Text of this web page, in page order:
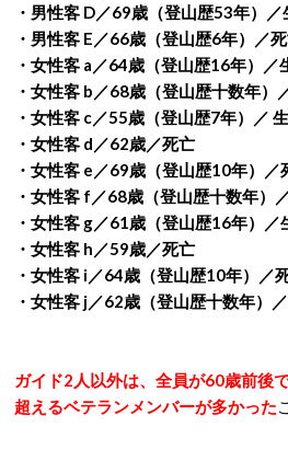
・男性客 D／69歳（登山歴53年）／
・男性客 E／66歳（登山歴6年）／
・女性客 a／64歳（登山歴16年）／
・女性客 b／68歳（登山歴十数年）
・女性客 c／55歳（登山歴7年）／
・女性客 d／62歳／死亡
・女性客 e／69歳（登山歴10年）／
・女性客 f／68歳（登山歴十数年）
・女性客 g／61歳（登山歴16年）／
・女性客 h／59歳／死亡
・女性客 i／64歳（登山歴10年）／
・女性客 j／62歳（登山歴十数年）
ガイド2人以外は、全員が60歳前後
超えるベテランメンバーが多かった